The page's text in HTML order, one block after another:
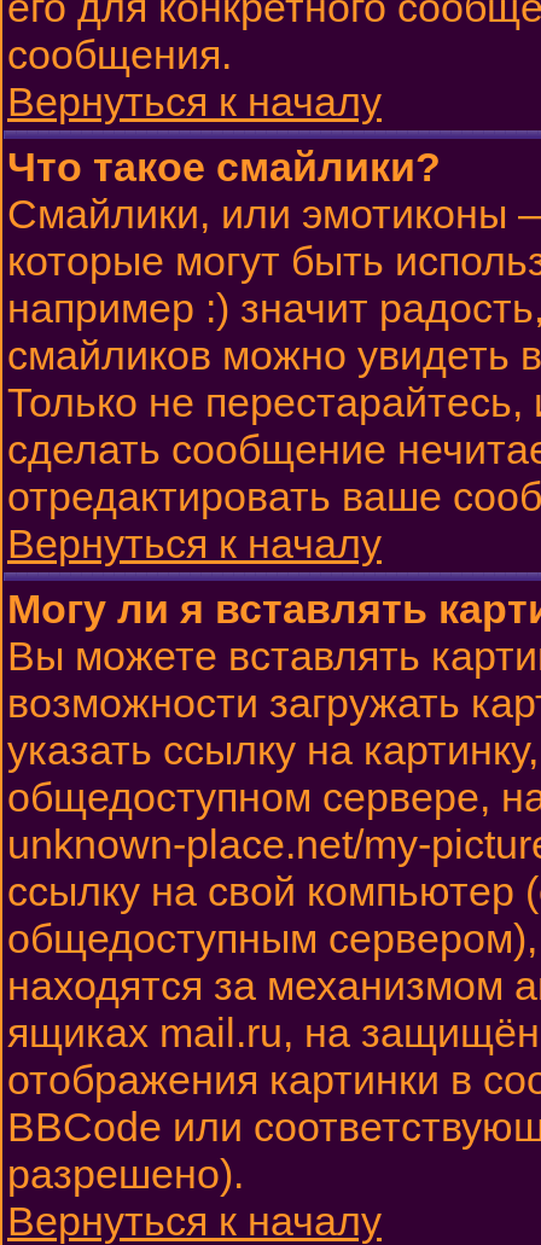
сообщения.
Вернуться к началу
Что такое смайлики?
Смайлики, или эмотиконы
которые могут быть
например :) значит
смайликов можно увидеть
Только не перестарайтесь,
сделать сообщение
отредактировать ваше
Вернуться к началу
Могу ли я вставлять
Вы можете вставлять
возможности загружать
указать ссылку на
общедоступном сервере,
unknown-place.net/my-
ссылку на свой компьютер
общедоступным
находятся за механизмом
ящиках mail.ru, на
отображения картинки в
BBCode или
разрешено).
Вернуться к началу